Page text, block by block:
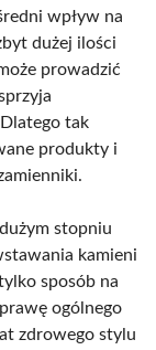
wpływ na
dużej ilości
prowadzić
tak
produkty i
stopniu
kamieni
sposób na
ogólnego
zdrowego stylu